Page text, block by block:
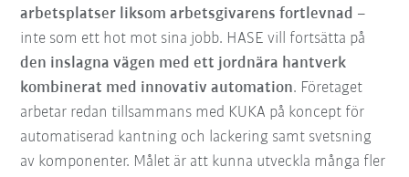
arbetsplatser liksom arbetsgivarens fortlevnad –
inte som ett hot mot sina jobb. HASE vill fortsätta på
den inslagna vägen med ett jordnära hantverk
kombinerat med innovativ automation. Företaget
arbetar redan tillsammans med KUKA på koncept för
automatiserad kantning och lackering samt svetsning
av komponenter. Målet är att kunna utveckla många fler